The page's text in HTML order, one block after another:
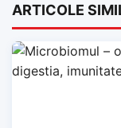
ARTICOLE